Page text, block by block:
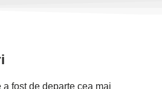
fost de departe cea mai